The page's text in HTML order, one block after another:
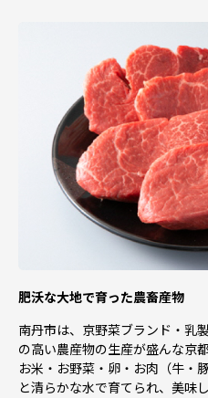
肥沃な大地で育った農畜産物
南丹市は、京野菜ブランド・乳
の高い農産物の生産が盛んな京
お米・お野菜・卵・お肉（牛・
と清らかな水で育てられ、美味